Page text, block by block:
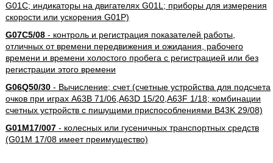
G01C; индикаторы на двигателях G01L; приборы для измерения
скорости или ускорения G01P)
G07C5/08- контроль и регистрация показателей работы,
отличных от времени передвижения и ожидания, рабочего
времени и времени холостого пробега с регистрацией или без
регистрации этого времени
G06Q50/30- Вычисление; счет (счетные устройства для подсчета
очков при играх A63B 71/06,A63D 15/20,A63F 1/18; комбинации
счетных устройств с пишущими приспособлениями B43K 29/08)
G01M17/007- колесных или гусеничных транспортных средств
(G01M 17/08 имеет преимущество)